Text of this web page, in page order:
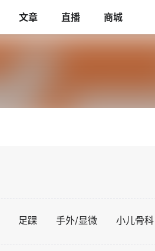
文章 直播 商城
足踝 手外/显微 小儿骨科